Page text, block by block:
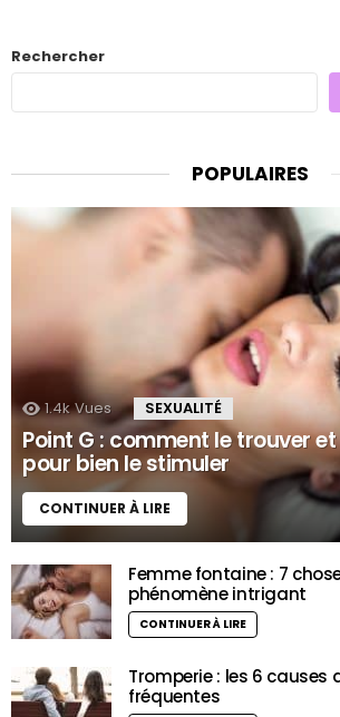
Rechercher
POPULAIRES
1.4k Vues SEXUALITÉ
Point G : comment le trouver
pour bien le stimuler
CONTINUER À LIRE
Femme fontaine : 7
phénomène intrigant
CONTINUER À LIRE
Tromperie : les 6 causes
fréquentes